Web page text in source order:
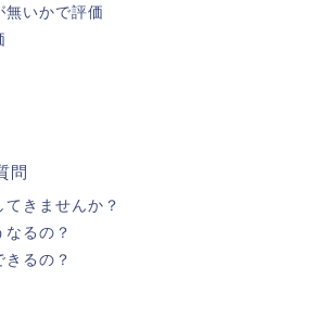
無いかで評価
問
きませんか？
るの？
るの？